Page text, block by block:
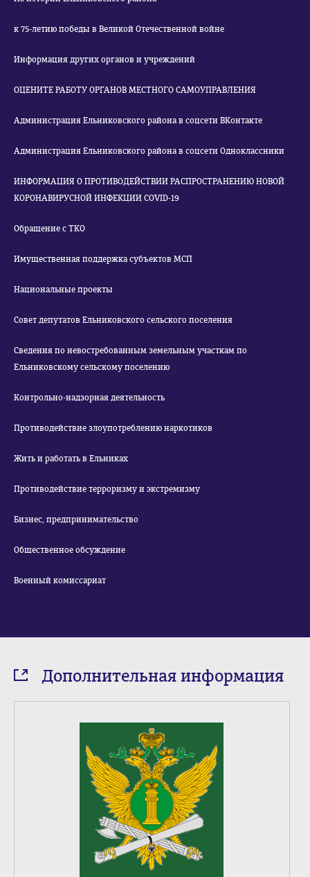
к 75-летию победы в Великой Отечественной войне
Информация других органов и учреждений
ОЦЕНИТЕ РАБОТУ ОРГАНОВ МЕСТНОГО САМОУПРАВЛЕНИЯ
Администрация Ельниковского района в соцсети ВКонтакте
Администрация Ельниковского района в соцсети Одноклассники
ИНФОРМАЦИЯ О ПРОТИВОДЕЙСТВИИ РАСПРОСТРАНЕНИЮ НОВОЙ
КОРОНАВИРУСНОЙ ИНФЕКЦИИ COVID-19
Обращение с ТКО
Имущественная поддержка субъектов МСП
Национальные проекты
Совет депутатов Ельниковского сельского поселения
Сведения по невостребованным земельным участкам по
Ельниковскому сельскому поселению
Контрольно-надзорная деятельность
Противодействие злоупотреблению наркотиков
Жить и работать в Ельниках
Противодействие терроризму и экстремизму
Бизнес, предпринимательство
Общественное обсуждение
Военный комиссариат
Дополнительная информация